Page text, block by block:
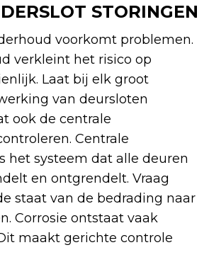
STORINGEN
voorkomt problemen.
verkleint het risico op
Laat bij elk groot
van deursloten
ook de centrale
Centrale
het systeem dat alle deuren
en ontgrendelt. Vraag
staat van de bedrading naar
Corrosie ontstaat vaak
maakt gerichte controle